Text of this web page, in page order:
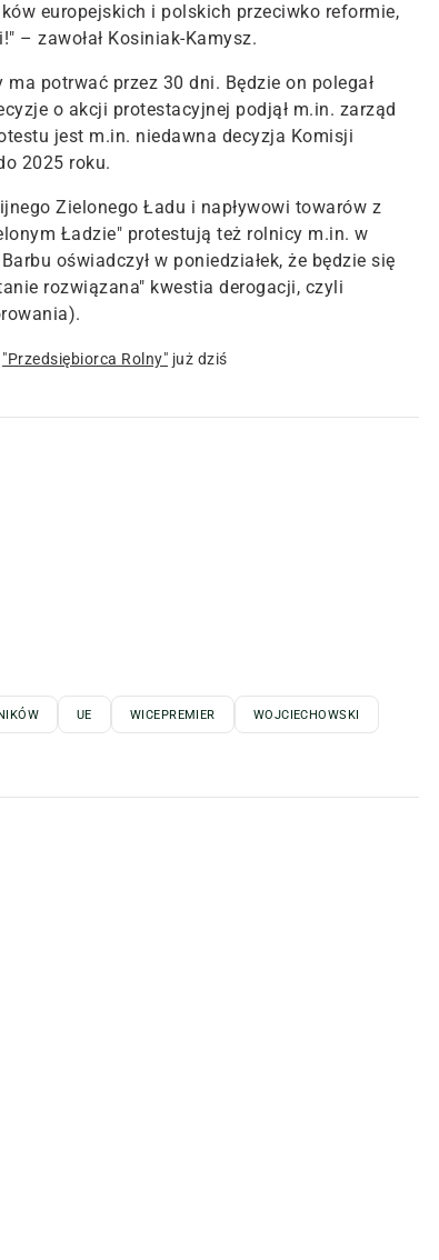
europejskich i polskich przeciwko reformie,
– zawołał Kosiniak-Kamysz.
potrwać przez 30 dni. Będzie on polegał
o akcji protestacyjnej podjął m.in. zarząd
jest m.in. niedawna decyzja Komisji
2025 roku.
Zielonego Ładu i napływowi towarów z
Ładzie" protestują też rolnicy m.in. w
oświadczył w poniedziałek, że będzie się
rozwiązana" kwestia derogacji, czyli
"Przedsiębiorca Rolny" już dziś
UE WICEPREMIER WOJCIECHOWSKI